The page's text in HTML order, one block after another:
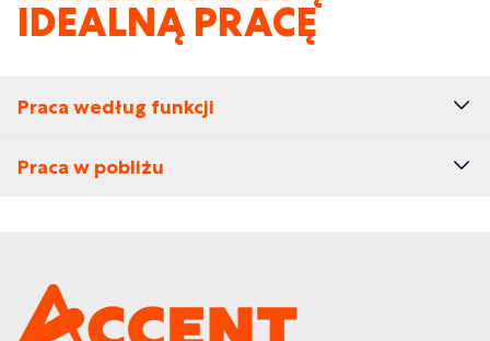
IDEALNĄ PRACĘ
Praca według funkcji
Praca w pobliżu